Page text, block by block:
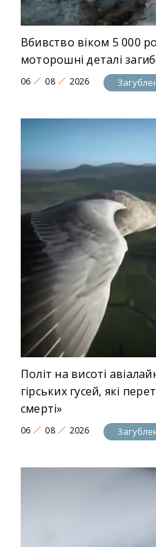
Вбивство віком 5 000
моторошні деталі
06 08 2026
Політ на висоті
гірських гусей, які
смерті»
06 08 2026